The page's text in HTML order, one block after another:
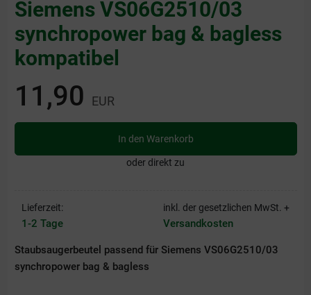
Siemens VS06G2510/03
synchropower bag & bagless
kompatibel
11,90 EUR
In den Warenkorb
oder direkt zu
Lieferzeit:
1-2 Tage
inkl. der gesetzlichen MwSt. +
Versandkosten
Staubsaugerbeutel passend für Siemens VS06G2510/03
synchropower bag & bagless